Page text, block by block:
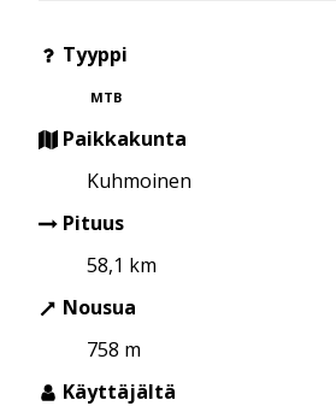
Tyyppi
MTB
Paikkakunta
Kuhmoinen
Pituus
58,1 km
Nousua
758 m
Käyttäjältä